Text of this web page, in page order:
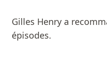
Gilles Henry a
épisodes.
Livres